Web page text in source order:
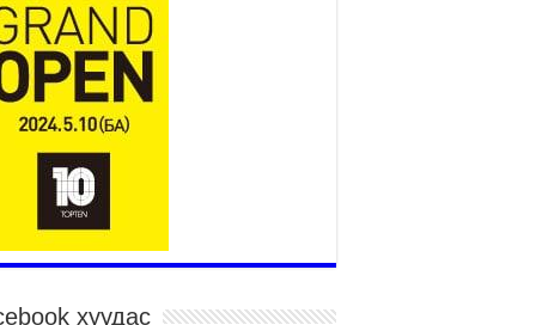
ЗАСГИЙН ХАМТЫН АЖИЛЛАГААГ
оны 7 сар 21 / 16 цаг 34 минут
суралцагч хотхоны бага сургуульд, 8100
төрөлжсөн ахлах сургуульд
оны 7 сар 21 / 13 цаг 43 минут
хурлын үеэрх замын хөдөлгөөн, нийтийн
зохицуулалт, сургууль, цэцэрлэг, зах,
төвийн ажиллах хуваарийг гаргаж,
мэдээлэхийг үүрэг болголоо
хуудас